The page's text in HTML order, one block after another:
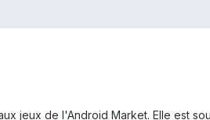
jeux de l'Android Market. Elle est